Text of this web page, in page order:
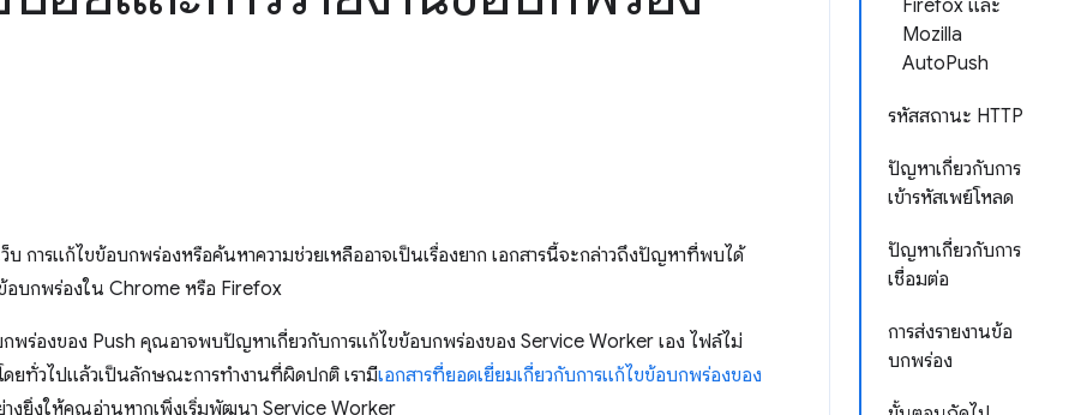
Firefox และ
Mozilla
AutoPush
รหัสสถานะ HTTP
ปัญหาเกี่ยวกับการ
เข้ารหัสเพย์โหลด
ปัญหาเกี่ยวกับการ
เชื่อมต่อ
การส่งรายงานข้อ
บกพร่อง
การแก้ไขข้อบกพร่องหรือค้นหาความช่วยเหลืออาจเป็นเรื่องยาก เอกสารนี้จะกล่าวถึงปัญหาที่พบได้
บกพร่องใน Chrome หรือ Firefox
กพร่องของ Push คุณอาจพบปัญหาเกี่ยวกับการแก้ไขข้อบกพร่องของ Service Worker เอง ไฟล์ไม่
ดยทั่วไปแล้วเป็นลักษณะการทำงานที่ผิดปกติ เรามีเอกสารที่ยอดเยี่ยมเกี่ยวกับการแก้ไขข้อบกพร่องของ
งยิ่งให้คุณอ่านหากเพิ่งเริ่มพัฒนา Service Worker